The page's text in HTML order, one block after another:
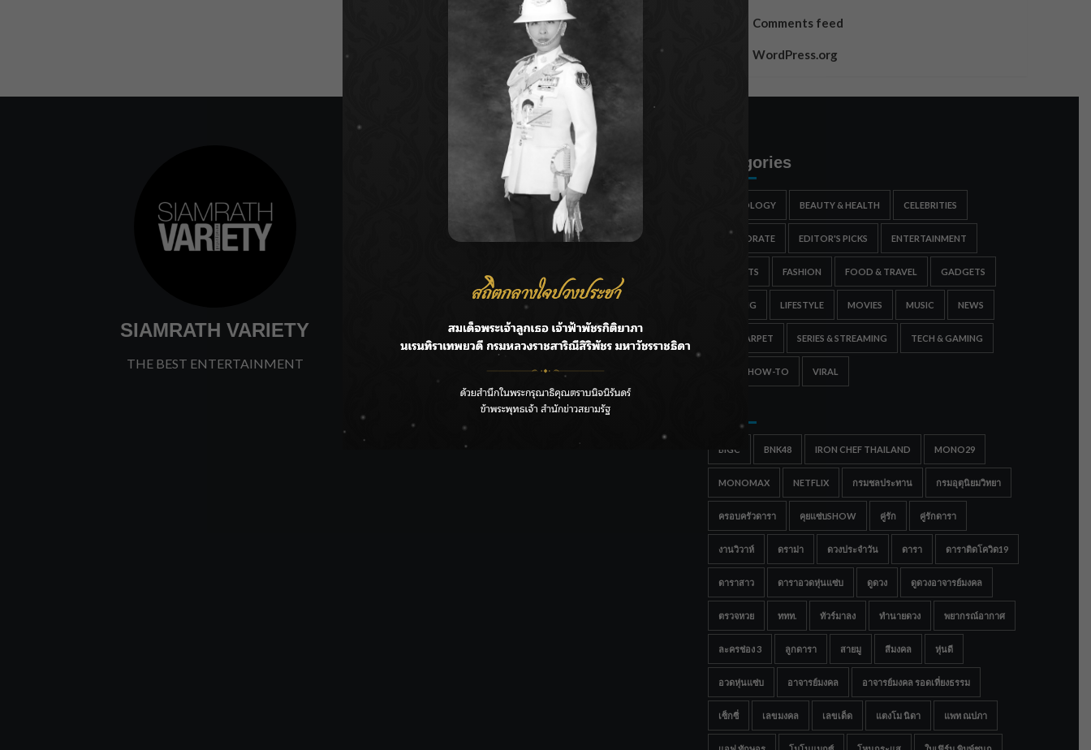
Comments feed
WordPress.org
SIAMRATH VARIETY
THE BEST ENTERTAINMENT
กรมชลฯ รับฟังประชาชน ติดตามแก้ปัญหาโครงการประตู
ลาโลกนี้ ให้ใส่บาตรสิ่งนั้นไว้ตอนยังมีชีวิต”
ราชเลขานุการในพระองค์ฯ ติดตามโครงการหุบกะพง–ห้วย
ทรายใต้ เสริมความมั่นคงน้ำเพชรบุรี
ตรอง “G.O.A.T”
กรมชลฯ เกาะติดฝนทั่วประเทศ เตรียมเครื่องจักรรับมือน้ำ
Categories
ASTROLOGY BEAUTY & HEALTH CELEBRITIES
CORPORATE EDITOR'S PICKS ENTERTAINMENT
ESPORTS FASHION FOOD & TRAVEL GADGETS
GAMING LIFESTYLE MOVIES MUSIC NEWS
RED CARPET SERIES & STREAMING TECH & GAMING
TIPS & HOW-TO VIRAL
BIGC BNK48 IRON CHEF THAILAND MONO29
MONOMAX NETFLIX กรมชลประทาน กรมอุตุนิยมวิทยา
ครอบครัวดารา คุยแซ่บSHOW คู่รัก คู่รักดารา
งานวิวาห์ ดราม่า ดวงประจำวัน ดารา ดาราติดโควิด19
ดาราสาว ดาราอวดหุ่นแซ่บ ดูดวง ดูดวงอาจารย์มงคล
ตรวจหวย ททท. ทัวร์มาลง ทำนายดวง พยากรณ์อากาศ
ละครช่อง 3 ลูกดารา สายมู สีมงคล หุ่นดี
อวดหุ่นแซ่บ อาจารย์มงคล อาจารย์มงคล รอดเที่ยงธรรม
เซ็กซี่ เลขมงคล เลขเด็ด แตงโม นิดา แพท ณปภา